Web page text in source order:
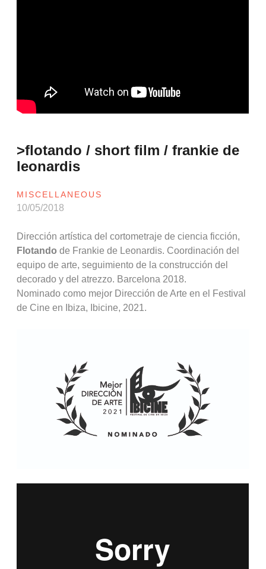
>flotando / short film / frankie de
leonardis
MISCELLANEOUS
10/05/2018
Dirección artística del cortometraje de ciencia ficción,
Flotando de Frankie de Leonardis. Coordinación del
equipo de arte, seguimiento de la construcción del
decorado y del atrezzo. Barcelona 2018.
Nominado como mejor Dirección de Arte en el Festival
de Cine en Ibiza, Ibicine, 2021.